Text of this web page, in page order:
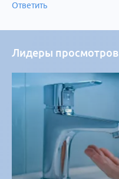
Ответить
Лидеры просмотров